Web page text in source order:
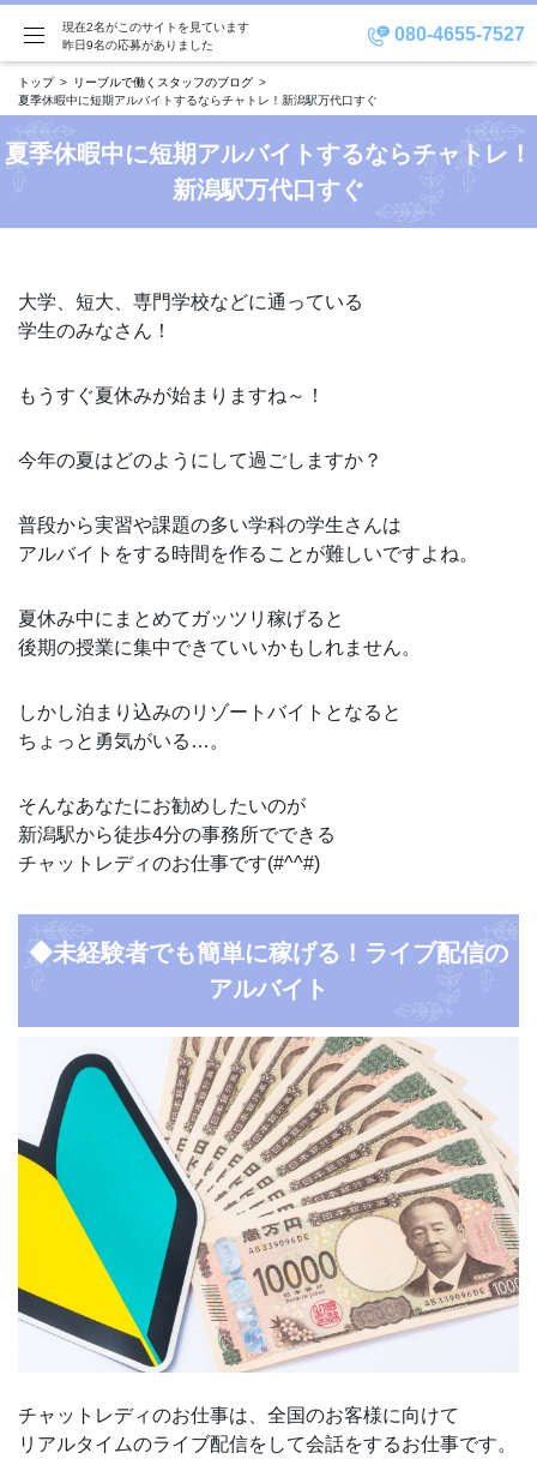
080-4655-7527
現在2名がこのサイトを見ています
昨日9名の応募がありました
トップ
リーブルで働くスタッフのブログ
夏季休暇中に短期アルバイトするならチャトレ！新潟駅万代口すぐ
夏季休暇中に短期アルバイトするならチャトレ！
新潟駅万代口すぐ
大学、短大、専門学校などに通っている
学生のみなさん！
もうすぐ夏休みが始まりますね～！
今年の夏はどのようにして過ごしますか？
普段から実習や課題の多い学科の学生さんは
アルバイトをする時間を作ることが難しいですよね。
夏休み中にまとめてガッツリ稼げると
後期の授業に集中できていいかもしれません。
しかし泊まり込みのリゾートバイトとなると
ちょっと勇気がいる…。
そんなあなたにお勧めしたいのが
新潟駅から徒歩4分の事務所でできる
チャットレディのお仕事です(#^^#)
◆未経験者でも簡単に稼げる！ライブ配信の
アルバイト
チャットレディのお仕事は、全国のお客様に向けて
リアルタイムのライブ配信をして会話をするお仕事です。